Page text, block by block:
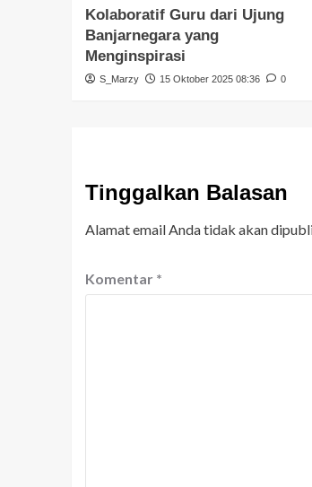
Kolaboratif Guru dari Ujung
Banjarnegara yang
Menginspirasi
S_Marzy 15 Oktober 2025 08:36 0
Tinggalkan Balasan
Alamat email Anda tidak akan
Komentar *